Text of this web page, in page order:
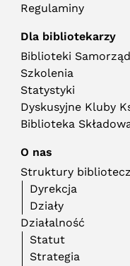
Regulaminy
Dla bibliotekarzy
Biblioteki
Szkolenia
Statystyki
Dyskusyjne Kluby
Biblioteka
O nas
Struktury
Dyrekcja
Działy
Działalność
Statut
Strategia